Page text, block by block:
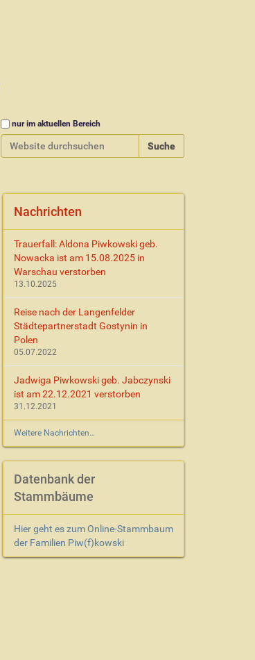
Website durchsuchen
nur im aktuellen Bereich
Nachrichten
Trauerfall: Aldona Piwkowski geb.
Nowacka ist am 15.08.2025 in
Warschau verstorben
13.10.2025
Reise nach der Langenfelder
Städtepartnerstadt Gostynin in
Polen
05.07.2022
Jadwiga Piwkowski geb. Jabczynski
ist am 22.12.2021 verstorben
31.12.2021
Weitere Nachrichten…
Datenbank der
Stammbäume
Hier geht es zum Online-Stammbaum
der Familien Piw(f)kowski